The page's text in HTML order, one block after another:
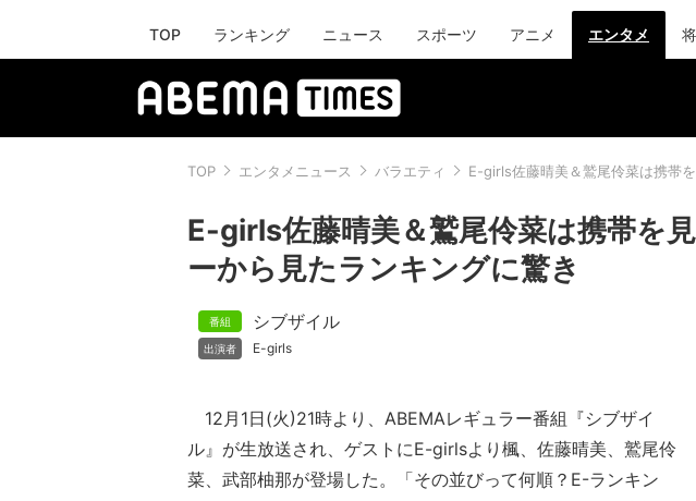
TOP ランキング ニュース スポーツ アニメ エンタメ
TOP エンタメニュース バラエティ E-girls佐藤晴美＆鷲尾伶菜は携帯
E-girls佐藤晴美＆鷲尾伶菜は携帯を
ーから見たランキングに驚き
シブザイル
E-girls
12月1日(火)21時より、ABEMAレギュラー番組『シブザイ
ル』が生放送され、ゲストにE-girlsより楓、佐藤晴美、鷲尾伶
菜、武部柚那が登場した。「その並びって何順？E-ランキン